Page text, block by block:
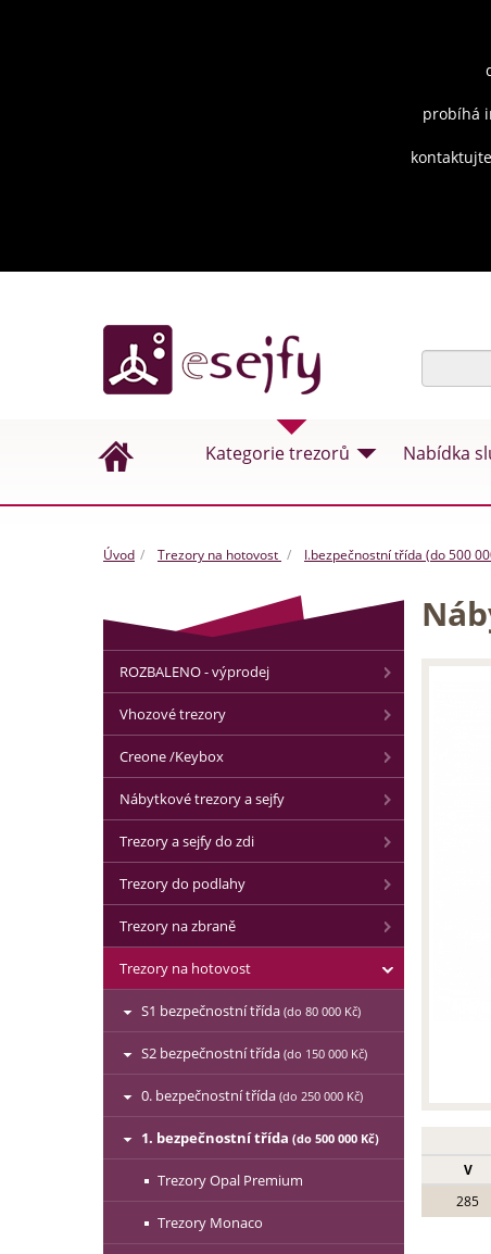
probíhá
Kategorie trezorů Nabídka
Úvod Trezory na hotovost I.bezpečnostní třída (do 500
V
285
ROZBALENO - výprodej
Vhozové trezory
Creone /Keybox
Nábytkové trezory a sejfy
Trezory a sejfy do zdi
Trezory do podlahy
Trezory na zbraně
Trezory na hotovost
S1 bezpečnostní třída (do 80 000 Kč)
S2 bezpečnostní třída (do 150 000 Kč)
0. bezpečnostní třída (do 250 000 Kč)
1. bezpečnostní třída (do 500 000 Kč)
Trezory Opal Premium
Trezory Monaco